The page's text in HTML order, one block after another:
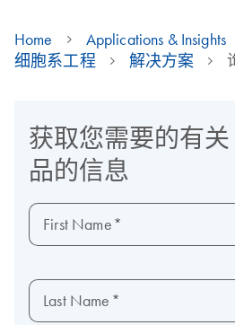
Home Applications & Insights
细胞系工程
解决方案